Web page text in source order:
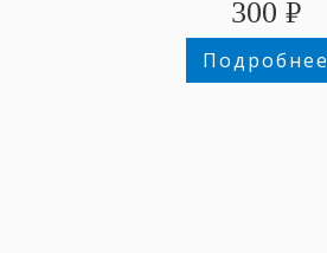
300 ₽
Подробнее